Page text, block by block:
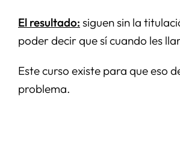
El resultado: siguen sin la
poder decir que sí cuando les
Este curso existe para que eso
problema.